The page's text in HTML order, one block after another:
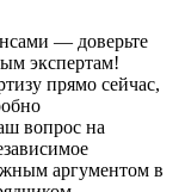
— доверьте
экспертам!
прямо сейчас,
вопрос на
аргументом в